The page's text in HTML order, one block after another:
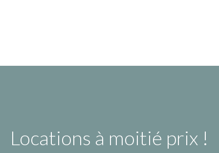
Locations à moitié prix !